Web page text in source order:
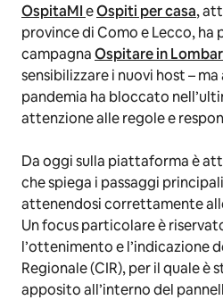
OspitaMIeOspiti per casa,
province di Como e Lecco, ha
campagnaOspitare in
sensibilizzare i nuovi host –
pandemia ha bloccato
attenzione alle regole e
Da oggi sulla piattaforma è
che spiega i passaggi
attenendosi correttamente
Un focus particolare è
l’ottenimento e l’indicazione
Regionale (CIR), per il quale è
apposito all’interno del